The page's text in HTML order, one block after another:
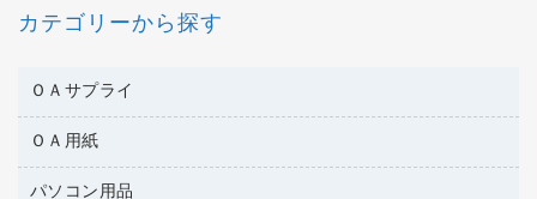
カテゴリーから探す
ＯＡサプライ
互換インクカートリッジ
ワープロリボン
ＯＡ用紙
名刺用紙
パソコン用品